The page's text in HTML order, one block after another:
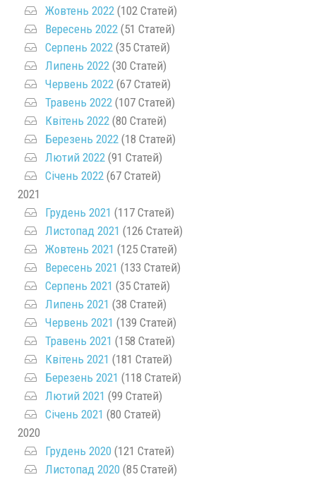
Жовтень 2022 (102 Статей)
Вересень 2022 (51 Статей)
Серпень 2022 (35 Статей)
Липень 2022 (30 Статей)
Червень 2022 (67 Статей)
Травень 2022 (107 Статей)
Квітень 2022 (80 Статей)
Березень 2022 (18 Статей)
Лютий 2022 (91 Статей)
Січень 2022 (67 Статей)
2021
Грудень 2021 (117 Статей)
Листопад 2021 (126 Статей)
Жовтень 2021 (125 Статей)
Вересень 2021 (133 Статей)
Серпень 2021 (35 Статей)
Липень 2021 (38 Статей)
Червень 2021 (139 Статей)
Травень 2021 (158 Статей)
Квітень 2021 (181 Статей)
Березень 2021 (118 Статей)
Лютий 2021 (99 Статей)
Січень 2021 (80 Статей)
2020
Грудень 2020 (121 Статей)
Листопад 2020 (85 Статей)